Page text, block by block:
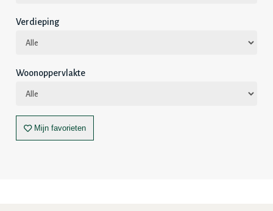
Verdieping
Woonoppervlakte
Mijn favorieten